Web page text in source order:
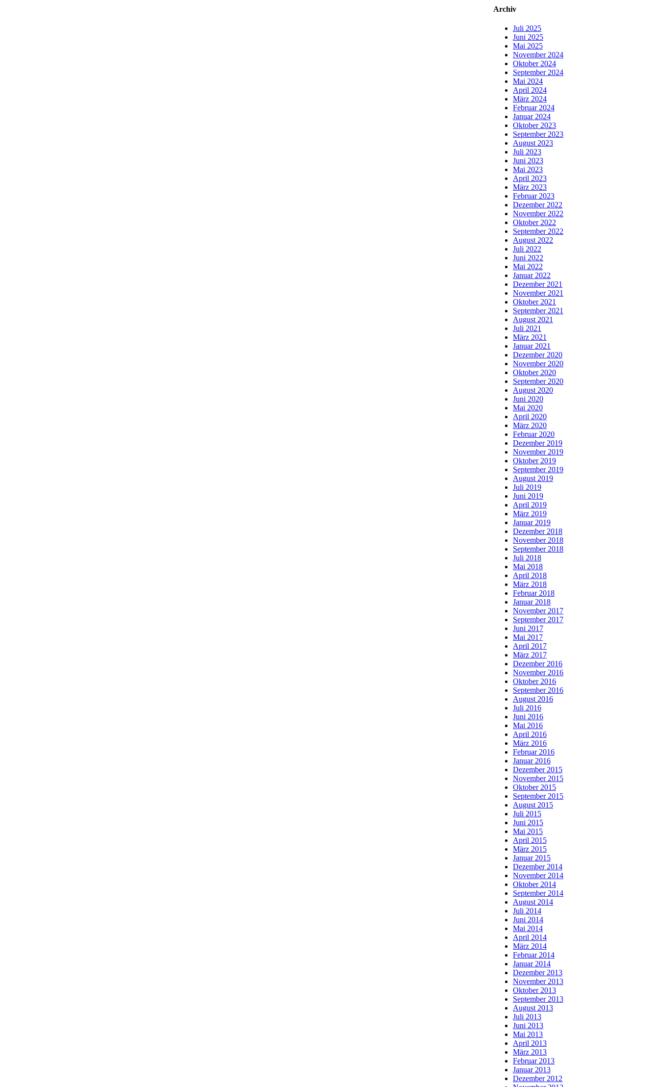
Archiv
Juli 2025
Juni 2025
Mai 2025
November 2024
Oktober 2024
September 2024
Mai 2024
April 2024
März 2024
Februar 2024
Januar 2024
Oktober 2023
September 2023
August 2023
Juli 2023
Juni 2023
Mai 2023
April 2023
März 2023
Februar 2023
Dezember 2022
November 2022
Oktober 2022
September 2022
August 2022
Juli 2022
Juni 2022
Mai 2022
Januar 2022
Dezember 2021
November 2021
Oktober 2021
September 2021
August 2021
Juli 2021
März 2021
Januar 2021
Dezember 2020
November 2020
Oktober 2020
September 2020
August 2020
Juni 2020
Mai 2020
April 2020
März 2020
Februar 2020
Dezember 2019
November 2019
Oktober 2019
September 2019
August 2019
Juli 2019
Juni 2019
April 2019
März 2019
Januar 2019
Dezember 2018
November 2018
September 2018
Juli 2018
Mai 2018
April 2018
März 2018
Februar 2018
Januar 2018
November 2017
September 2017
Juni 2017
Mai 2017
April 2017
März 2017
Dezember 2016
November 2016
Oktober 2016
September 2016
August 2016
Juli 2016
Juni 2016
Mai 2016
April 2016
März 2016
Februar 2016
Januar 2016
Dezember 2015
November 2015
Oktober 2015
September 2015
August 2015
Juli 2015
Juni 2015
Mai 2015
April 2015
März 2015
Januar 2015
Dezember 2014
November 2014
Oktober 2014
September 2014
August 2014
Juli 2014
Juni 2014
Mai 2014
April 2014
März 2014
Februar 2014
Januar 2014
Dezember 2013
November 2013
Oktober 2013
September 2013
August 2013
Juli 2013
Juni 2013
Mai 2013
April 2013
März 2013
Februar 2013
Januar 2013
Dezember 2012